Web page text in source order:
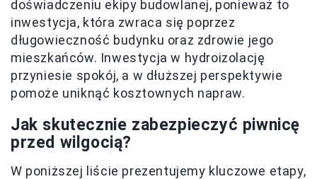
doświadczeniu ekipy budowlanej, ponieważ to
inwestycja, która zwraca się poprzez
długowieczność budynku oraz zdrowie jego
mieszkańców. Inwestycja w hydroizolację
przyniesie spokój, a w dłuższej perspektywie
pomoże uniknąć kosztownych napraw.
Jak skutecznie zabezpieczyć piwnicę
przed wilgocią?
W poniższej liście prezentujemy kluczowe etapy,